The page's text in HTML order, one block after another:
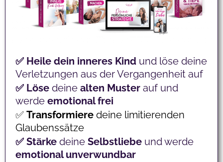
✅ Heile dein inneres Kind und löse deine
Verletzungen aus der Vergangenheit auf
✅ Löse deine alten Muster auf und
werde emotional frei
✅ Transformiere deine limitierenden
Glaubenssätze
✅ Stärke deine Selbstliebe und werde
emotional unverwundbar